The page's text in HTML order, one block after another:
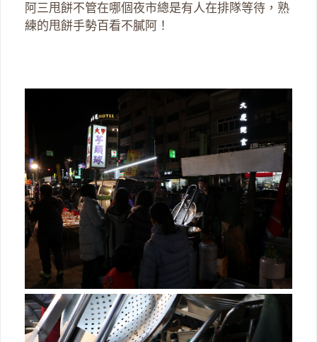
阿三甩餅不管在哪個夜市總是有人在排隊等待，熟
練的甩餅手勢百看不膩阿！